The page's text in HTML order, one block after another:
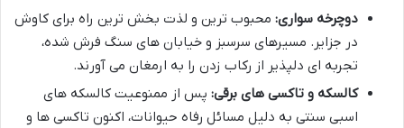
دوچرخه سواری: محبوب ترین و لذت بخش ترین راه برای کاوش
در جزایر. مسیرهای سرسبز و خیابان های سنگ فرش شده،
تجربه ای دلپذیر از رکاب زدن را به ارمغان می آورند.
کالسکه و تاکسی های برقی: پس از ممنوعیت کالسکه های
اسبی سنتی به دلیل مسائل رفاه حیوانات، اکنون تاکسی ها و